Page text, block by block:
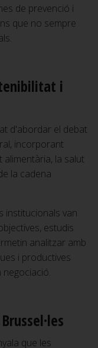
de prevenció i
que no sempre
i
d'abordar el debat
incorporant
la salut
la cadena
institucionals van
estudis
analitzar amb
i productives
que les